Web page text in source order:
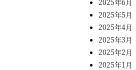
2025年5月
2025年4月
2025年3月
2025年2月
2025年1月